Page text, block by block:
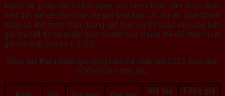
Ngoài ra, phần lớn khách hàng còn chọn theo tấm hoặc theo
mét dài, để dễ tính toán chi phí phù hợp với dự án. Quý khách
hàng có thể tham khảo bảng giá trực tuyến hoặc yêu cầu báo
giá chi tiết từ bộ phận kinh doanh của chúng tôi để nhận mức
giá tốt nhất của năm 2026.
Bảng giá tham khảo gia công bản mã chân cột 2026 theo đơn
vị VNĐ/tấm như sau:
Giá mạ
Tổng giá